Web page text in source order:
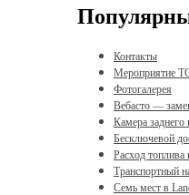
Контакты
Мероприятие
Фотогалерея
Вебасто —
Камера заднего
Бесключевой
Расход топлива
Транспортный
Семь мест в